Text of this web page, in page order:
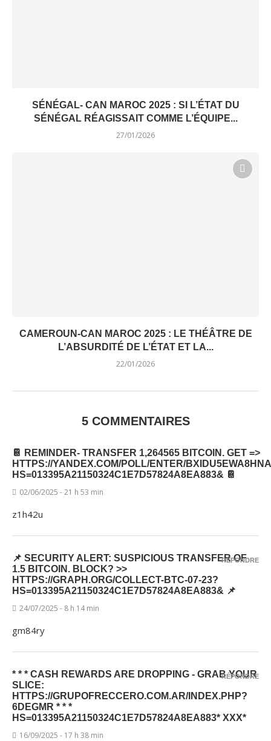
SÉNÉGAL- CAN MAROC 2025 : SI L’ÉTAT DU
SÉNÉGAL RÉAGISSAIT COMME L’ÉQUIPE...
27/01/2026
CAMEROUN-CAN MAROC 2025 : LE THÉÂTRE DE
L’ABSURDITÉ DE L’ÉTAT ET LA...
22/01/2026
5 COMMENTAIRES
📔 REMINDER- TRANSFER 1,264565 BITCOIN. GET =>
HTTPS://YANDEX.COM/POLL/ENTER/
HS=013395A21150324C1E7D57824A8EA883& 📔
02/06/2025 - 21 h 53 min
z1h42u
📌 SECURITY ALERT: SUSPICIOUS TRANSFER OF
1.5 BITCOIN. BLOCK? >>
HTTPS://GRAPH.ORG/COLLECT-BTC-07-23?
HS=013395A21150324C1E7D57824A8EA883& 📌
24/07/2025 - 8 h 14 min
gm84ry
RÉPONDRE
* * * CASH REWARDS ARE DROPPING - GRAB YOUR
SLICE:
HTTPS://GRUPOFRECCERO.COM.AR/INDEX.PHP?
6DEGMR * * *
HS=013395A21150324C1E7D57824A8EA883* ХХХ*
16/09/2025 - 17 h 38 min
RÉPONDRE